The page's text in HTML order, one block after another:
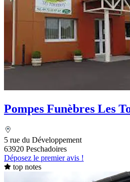
Pompes Funèbres Les
5 rue du Développement
63920 Peschadoires
Déposez le premier avis !
top notes